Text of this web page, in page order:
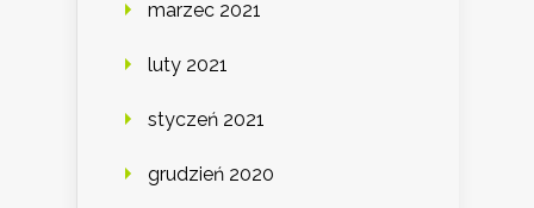
marzec 2021
luty 2021
styczeń 2021
grudzień 2020